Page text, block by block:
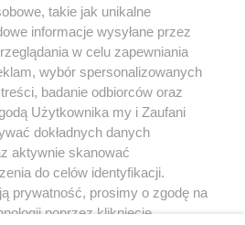
15
(offline)
11
29
40
takie jak unikalne
informacje wysyłane przez
w celu zapewniania
wybór spersonalizowanych
badanie odbiorców oraz
Użytkownika my i Zaufani
dokładnych danych
aktywnie skanować
do celów identyfikacji.
prywatność, prosimy o zgodę na
poprzez kliknięcie